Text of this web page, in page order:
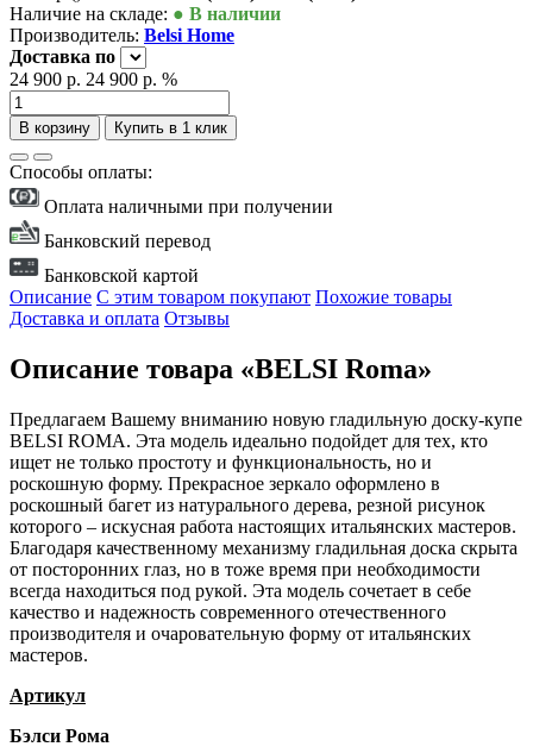
Наличие на складе: ● В наличии
Производитель: Belsi Home
Доставка по
24 900 р. 24 900 р. %
В корзину Купить в 1 клик
Способы оплаты:
Оплата наличными при получении
Банковский перевод
Банковской картой
Описание С этим товаром покупают Похожие товары
Доставка и оплата Отзывы
Описание товара «BELSI Roma»
Предлагаем Вашему вниманию новую гладильную доску-купе
BELSI ROMA. Эта модель идеально подойдет для тех, кто
ищет не только простоту и функциональность, но и
роскошную форму. Прекрасное зеркало оформлено в
роскошный багет из натурального дерева, резной рисунок
которого – искусная работа настоящих итальянских мастеров.
Благодаря качественному механизму гладильная доска скрыта
от посторонних глаз, но в тоже время при необходимости
всегда находиться под рукой. Эта модель сочетает в себе
качество и надежность современного отечественного
производителя и очаровательную форму от итальянских
мастеров.
Артикул
Бэлси Рома